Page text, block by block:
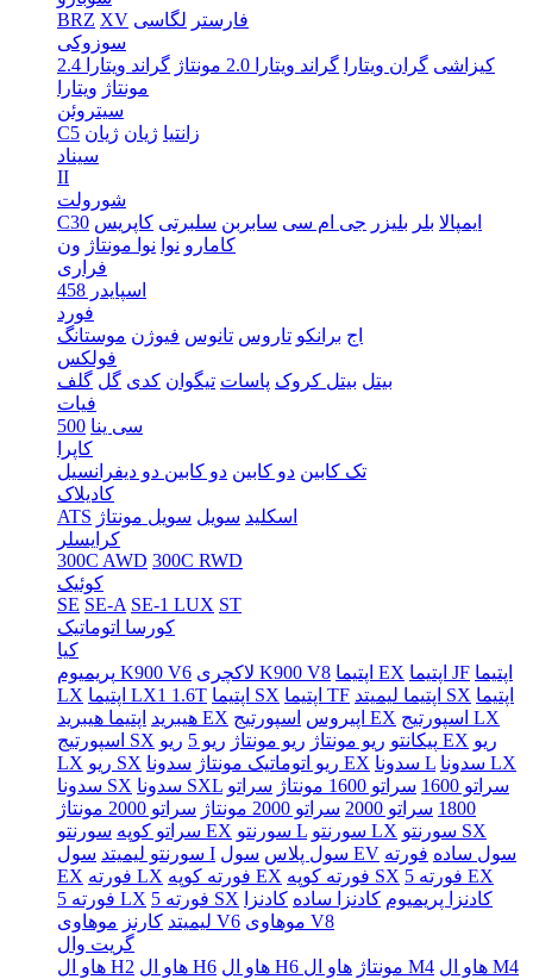
BRZ XV فارستر لگاسی
سوزوکی
کیزاشی گران ویتارا گراند ویتارا 2.0 مونتاژ
گراند ویتارا 2.4
مونتاژ ویتارا
سیتروئن
C5
زانتیا ژیان ژیان
سیناد
II
شورولت
C30
ایمپالا بلر بلیزر جی ام سی سابربن سلبرتی کاپریس
کامارو نوا نوا مونتاژ ون
فراری
اسپایدر 458
فورد
اج برانکو تاروس تانوس فیوژن موستانگ
فولکس
بیتل بیتل کروک پاسات تیگوان کدی گل گلف
فیات
500 سی ینا
کاپرا
تک کابین دو کابین دو کابین دو دیفرانسیل
کادیلاک
ATS
اسکلید سویل سویل مونتاژ
کرایسلر
300C AWD 300C RWD
کوئیک
SE SE-A SE-1 LUX ST
کورسا اتوماتیک
کیا
پریمیوم K900 V6
لاکچری K900 V8 اپتیما EX اپتیما JF اپتیما
LX
اپتیما LX1 1.6T اپتیما SX اپتیما TF اپتیما لیمیتد SX اپتیما
هیبرید اپتیما هیبرید EX اپیروس اسپورتیج EX
اسپورتیج LX
اسپورتیج SX
پیکانتو ریو مونتاژ ریو مونتاژ ریو 5 ریو EX ریو
LX
ریو SX ریو اتوماتیک مونتاژ سدونا EX سدونا L
سدونا LX
سدونا SX
سدونا SXL سراتو 1600 سراتو 1600 مونتاژ
سراتو
1800 سراتو 2000 سراتو 2000 مونتاژ
سراتو 2000 مونتاژ
سراتو کوپه سورنتو EX سورنتو L سورنتو LX
سورنتو SX
سورنتو لیمیتد سول I سول پلاس سول EV سول ساده فورته
EX
فورته LX فورته کوپه EX فورته کوپه SX
فورته 5 EX
فورته 5 LX
فورته 5 SX کادنزا پریمیوم کادنزا ساده کادنزا
لیمیتد کارنز موهاوی V6
موهاوی V8
گریت وال
هاو ال H2
هاو ال H6 هاو ال H6 مونتاژ هاو ال M4 هاو ال M4